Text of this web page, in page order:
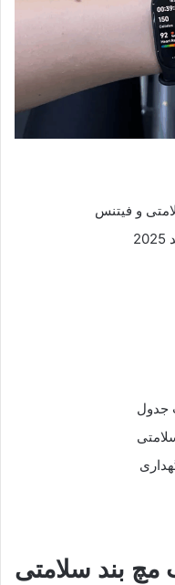
و فیتنس
جدول
مچ بند سلامتی